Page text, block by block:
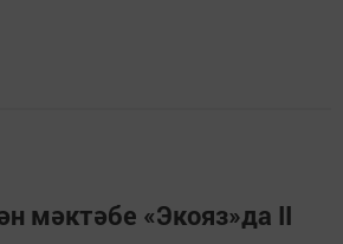
мәктәбе «Экояз»да II